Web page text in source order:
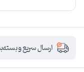
ارسال سریع و